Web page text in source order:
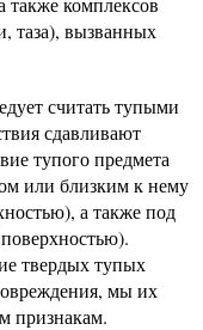
таза), вызванных
считать тупыми
сдавливают
тупого предмета
или близким к нему
а также под
твердых тупых
мы их
признакам.